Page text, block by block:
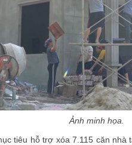
Ảnh minh họa.
tiêu hỗ trợ xóa 7.115 căn